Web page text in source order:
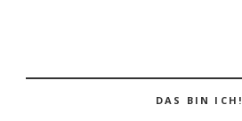
DAS BIN ICH!